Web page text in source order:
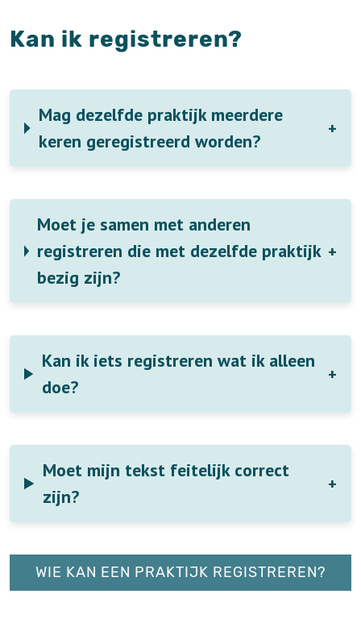
Kan ik registreren?
Mag dezelfde praktijk meerdere
keren geregistreerd worden?
Moet je samen met anderen
registreren die met dezelfde praktijk
bezig zijn?
Kan ik iets registreren wat ik alleen
doe?
Moet mijn tekst feitelijk correct
zijn?
WIE KAN EEN PRAKTIJK REGISTREREN?